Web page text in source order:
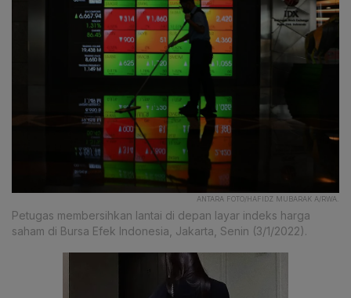
ANTARA FOTO/HAFIDZ MUBARAK A/RWA.
Petugas membersihkan lantai di depan layar indeks harga
saham di Bursa Efek Indonesia, Jakarta, Senin (3/1/2022).